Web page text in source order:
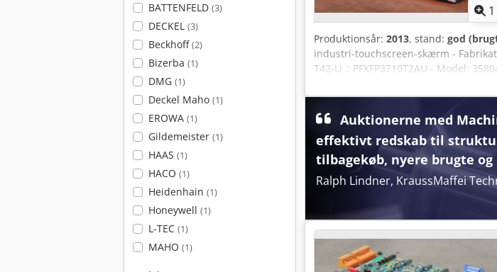
BATTENFELD (3)
DECKEL (3)
Beckhoff(2)
Bizerba (1)
DMG (1)
Deckel Maho (1)
EROWA (1)
Gildemeister (1)
HAAS (1)
HACO (1)
Heidenhain (1)
Honeywell (1)
L-TEC (1)
MAHO (1)
1
Produktionsår: 2013, stand: god
industri-touchscreen-skærm -
T42-U .: PFXFP3710T2AU - Model:
Auktionerne med
effektivt redskab til
tilbagekøb, nyere brugte
Ralph Lindner, KraussMaffei